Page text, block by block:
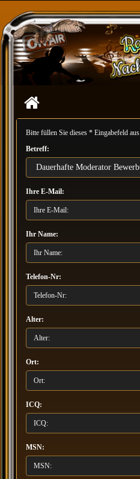
Bitte füllen Sie dieses * Eingabefeld aus.
Betreff:
Ihre E-Mail:
Ihr Name:
Telefon-Nr:
Alter:
Ort:
ICQ:
MSN: